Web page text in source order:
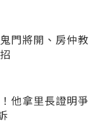
門將開、房仲教
他拿里長證明爭